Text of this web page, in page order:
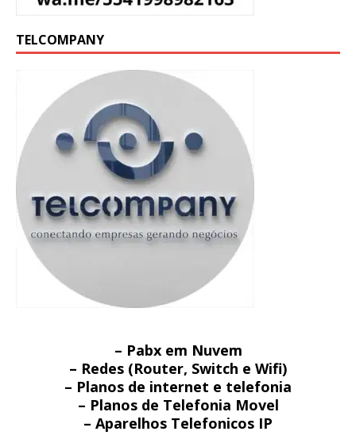
TELCOMPANY
– Pabx em Nuvem
– Redes (Router, Switch e Wifi)
– Planos de internet e telefonia
– Planos de Telefonia Movel
– Aparelhos Telefonicos IP